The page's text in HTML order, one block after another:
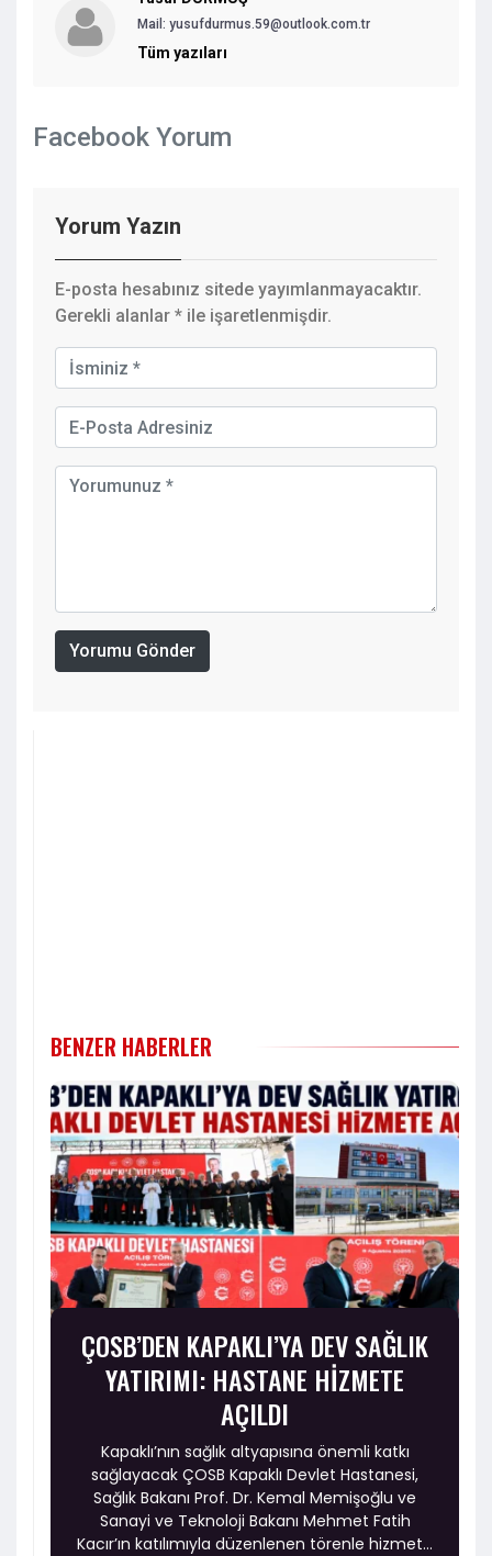
Mail: yusufdurmus.59@outlook.com.tr
Tüm yazıları
Facebook Yorum
Yorum Yazın
E-posta hesabınız sitede yayımlanmayacaktır.
Gerekli alanlar * ile işaretlenmişdir.
Yorumu Gönder
BENZER HABERLER
ÇOSB’DEN KAPAKLI’YA DEV SAĞLIK
YATIRIMI: HASTANE HİZMETE
AÇILDI
Kapaklı’nın sağlık altyapısına önemli katkı
sağlayacak ÇOSB Kapaklı Devlet Hastanesi,
Sağlık Bakanı Prof. Dr. Kemal Memişoğlu ve
Sanayi ve Teknoloji Bakanı Mehmet Fatih
Kacır’ın katılımıyla düzenlenen törenle hizmete